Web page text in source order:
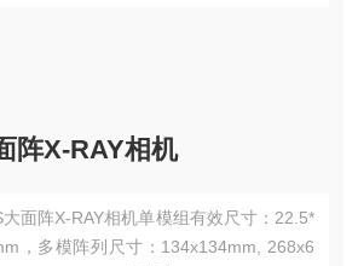
阵X-RAY相机
面阵X-RAY相机单模组有效尺寸：22.5*
，多模阵列尺寸：134x134mm, 268x6